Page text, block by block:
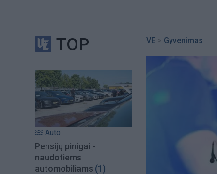
TOP
Auto
Pensijų pinigai -
naudotiems
automobiliams (1)
VE > Gyvenimas